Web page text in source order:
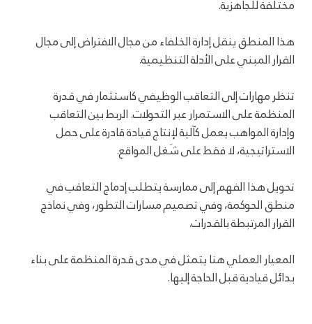
مختلفة للجاهزية.
هذا المنطق ينقل إدارة الخلفاء من مجال الافتراض إلى مجال
القرار المبني على الأدلة التنظيمية.
تنظر مهارات إلى التعاقب الوظيفي كاستثمار في قدرة
المنظمة على الاستمرار عبر التحولات. الربط بين التعاقب
وإدارة المواهب يعمل كآلية لإنتاج قيادة قادرة على حمل
الاستراتيجية، لا فقط على شَغل المواقع.
تحويل هذا الفهم إلى ممارسة يتطلب إدماج التعاقب في
منطق الحوكمة، وفي تصميم مسارات التطور، وفي نماذج
القرار المرتبطة بالقدرات.
المعيار العملي هنا يتمثل في مدى قدرة المنظمة على بناء
بدائل قيادية قبل الحاجة إليها.